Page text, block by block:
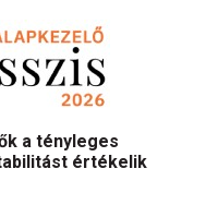
a tényleges
értékelik